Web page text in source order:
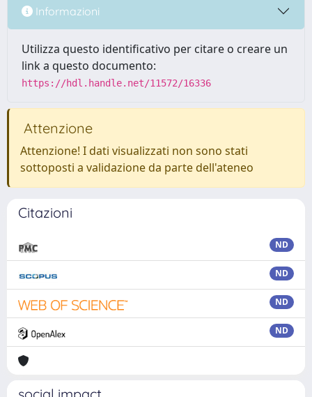
Informazioni
Utilizza questo identificativo per citare o creare un
link a questo documento:
https://hdl.handle.net/11572/16336
Attenzione
Attenzione! I dati visualizzati non sono stati
sottoposti a validazione da parte dell'ateneo
Citazioni
ND
ND
ND
ND